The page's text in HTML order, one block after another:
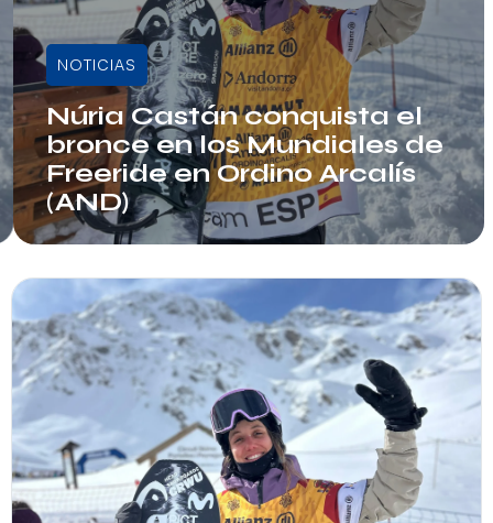
NOTICIAS
Núria Castán conquista el
bronce en los Mundiales de
Freeride en Ordino Arcalís
(AND)
Info RFEDI